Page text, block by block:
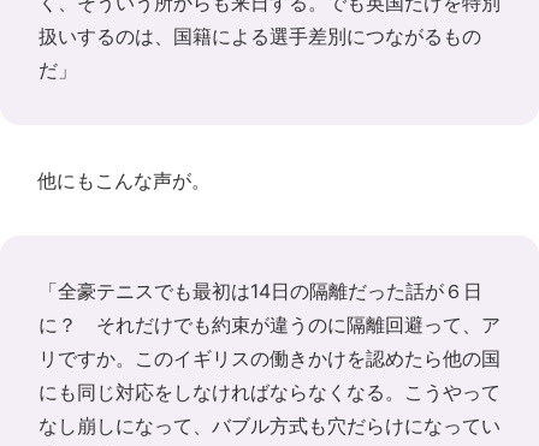
扱いするのは、国籍による選手差別につながるもの
だ」
他にもこんな声が。
「全豪テニスでも最初は14日の隔離だった話が６日
に？ それだけでも約束が違うのに隔離回避って、ア
リですか。このイギリスの働きかけを認めたら他の国
にも同じ対応をしなければならなくなる。こうやって
なし崩しになって、バブル方式も穴だらけになってい